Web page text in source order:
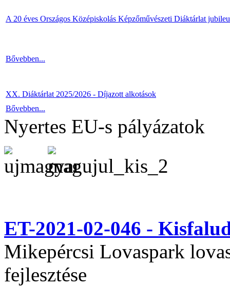
A 20 éves Országos Középiskolás Képzőművészeti Diáktárlat
Bővebben...
XX. Diáktárlat 2025/2026 - Díjazott alkotások
Bővebben...
Nyertes EU-s pályázatok
ET-2021-02-046 -
Mikepércsi Lovaspark
fejlesztése